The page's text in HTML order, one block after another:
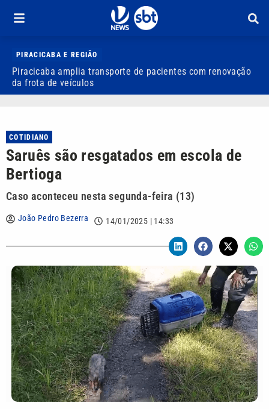
PIRACICABA E REGIÃO
Piracicaba amplia transporte de pacientes com renovação
da frota de veículos
COTIDIANO
Saruês são resgatados em escola de
Bertioga
Caso aconteceu nesta segunda-feira (13)
João Pedro Bezerra 14/01/2025 | 14:33